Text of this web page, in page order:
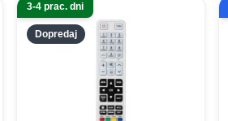
Dopredaj
3-4 prac. dni